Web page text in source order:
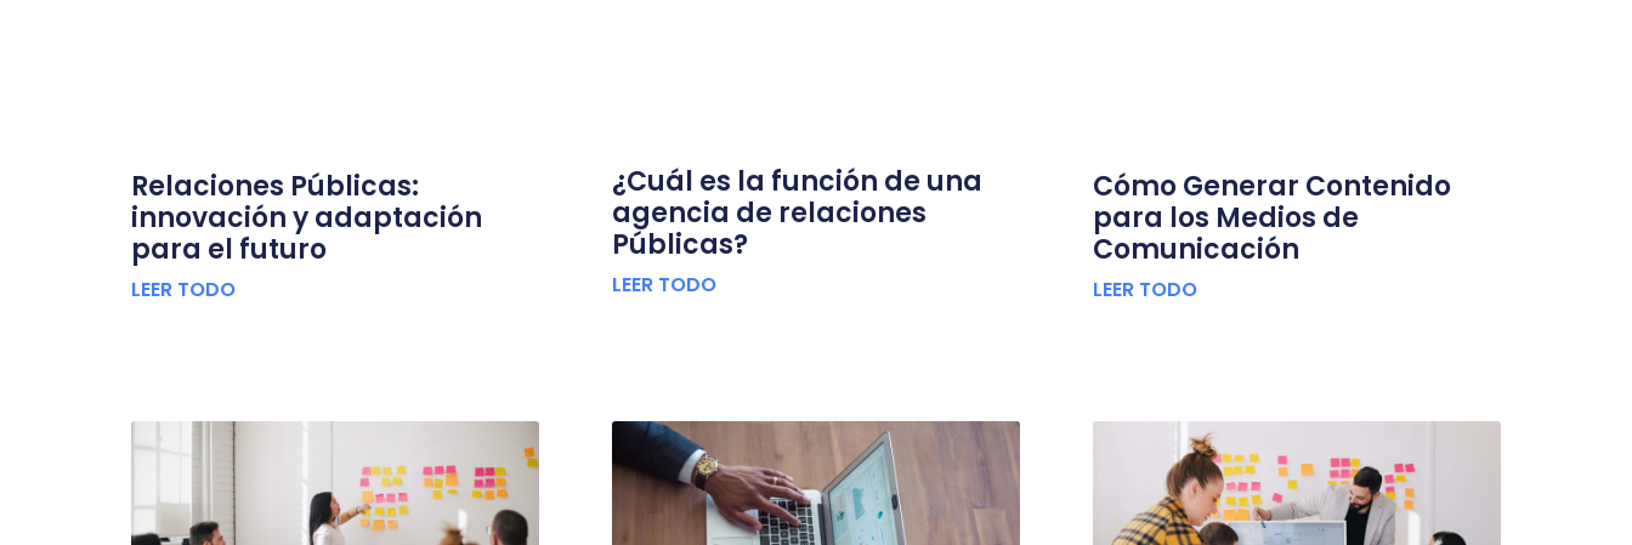
Relaciones Públicas:
innovación y adaptación
para el futuro
LEER TODO
¿Cuál es la función de una
agencia de relaciones
Públicas?
LEER TODO
Cómo Generar Contenido
para los Medios de
Comunicación
LEER TODO